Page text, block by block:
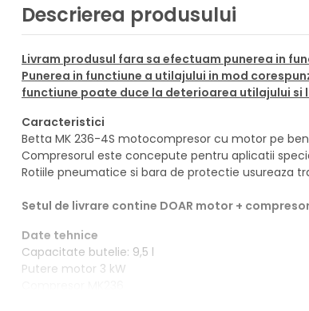
Descrierea produsului
Livram produsul fara sa efectuam punerea in
Punerea in functiune a utilajului in mod
functiune poate duce la deterioarea utilajului si
Caracteristici
Betta MK 236-4S motocompresor cu motor pe
Compresorul este concepute pentru aplicatii
Rotiile pneumatice si bara de protectie usureaza
Setul de livrare contine DOAR motor +
Date tehnice
Capacitate butelie: 9,5 l
Putere motor 3 kW